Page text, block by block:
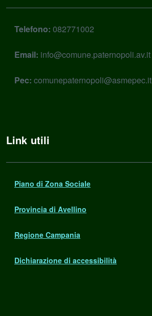
Telefono: 082771002
Email: info@comune.paternopoli.av.it
Pec: comunepaternopoli@asmepec.it
Link utili
Piano di Zona Sociale
Provincia di Avellino
Regione Campania
Dichiarazione di accessibilità